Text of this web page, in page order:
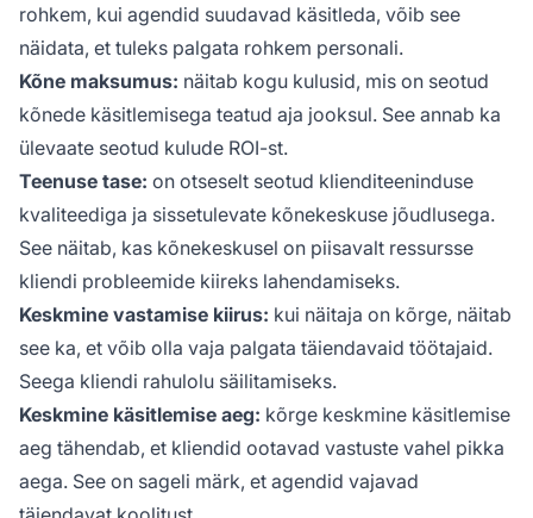
rohkem, kui agendid suudavad käsitleda, võib see
näidata, et tuleks palgata rohkem personali.
Kõne maksumus: näitab kogu kulusid, mis on seotud
kõnede käsitlemisega teatud aja jooksul. See annab ka
ülevaate seotud kulude ROI-st.
Teenuse tase: on otseselt seotud klienditeeninduse
kvaliteediga ja sissetulevate kõnekeskuse jõudlusega.
See näitab, kas kõnekeskusel on piisavalt ressursse
kliendi probleemide kiireks lahendamiseks.
Keskmine vastamise kiirus: kui näitaja on kõrge, näitab
see ka, et võib olla vaja palgata täiendavaid töötajaid.
Seega kliendi rahulolu säilitamiseks.
Keskmine käsitlemise aeg: kõrge keskmine käsitlemise
aeg tähendab, et kliendid ootavad vastuste vahel pikka
aega. See on sageli märk, et agendid vajavad